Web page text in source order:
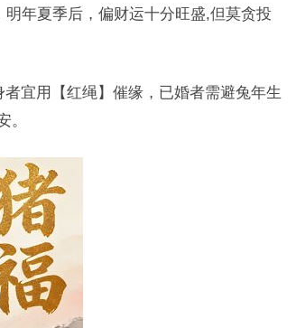
年夏季后，偏财运十分旺盛,但莫贪投
宜用【红绳】催缘，已婚者需避兔年生
。